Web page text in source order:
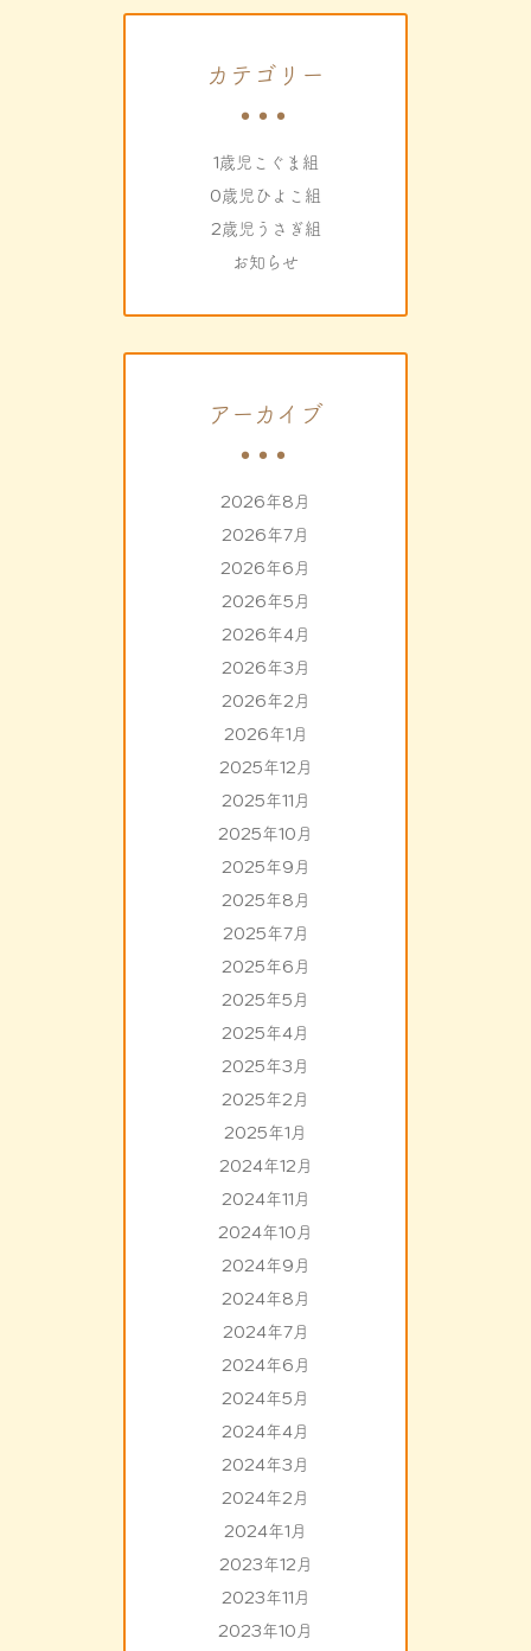
カテゴリー
1歳児こぐま組
0歳児ひよこ組
2歳児うさぎ組
お知らせ
アーカイブ
2026年8月
2026年7月
2026年6月
2026年5月
2026年4月
2026年3月
2026年2月
2026年1月
2025年12月
2025年11月
2025年10月
2025年9月
2025年8月
2025年7月
2025年6月
2025年5月
2025年4月
2025年3月
2025年2月
2025年1月
2024年12月
2024年11月
2024年10月
2024年9月
2024年8月
2024年7月
2024年6月
2024年5月
2024年4月
2024年3月
2024年2月
2024年1月
2023年12月
2023年11月
2023年10月